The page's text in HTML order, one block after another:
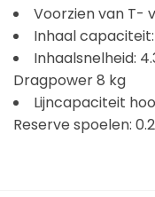
Voorzien van T-
Inhaal
Inhaalsnelheid:
Dragpower 8 kg
Lijncapaciteit
Reserve spoelen: